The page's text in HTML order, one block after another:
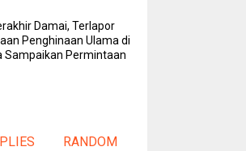
Damai, Terlapor
Penghinaan Ulama di
Sampaikan Permintaan
RANDOM